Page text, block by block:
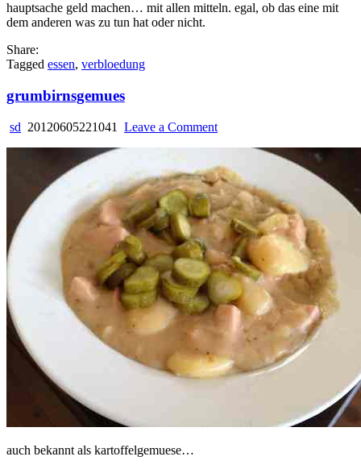
hauptsache geld machen… mit allen mitteln. egal, ob das eine mit
dem anderen was zu tun hat oder nicht.
Share:
Tagged essen, verbloedung
grumbirnsgemues
sd 20120605221041 Leave a Commenton
auch bekannt als kartoffelgemuese…